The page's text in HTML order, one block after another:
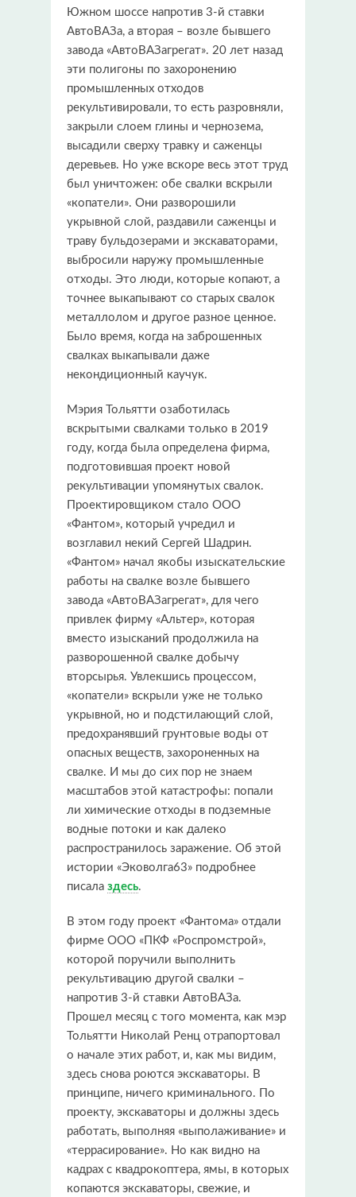
Южном шоссе напротив 3-й ставки
АвтоВАЗа, а вторая – возле бывшего
завода «АвтоВАЗагрегат». 20 лет назад
эти полигоны по захоронению
промышленных отходов
рекультивировали, то есть разровняли,
закрыли слоем глины и чернозема,
высадили сверху травку и саженцы
деревьев. Но уже вскоре весь этот труд
был уничтожен: обе свалки вскрыли
«копатели». Они разворошили
укрывной слой, раздавили саженцы и
траву бульдозерами и экскаваторами,
выбросили наружу промышленные
отходы. Это люди, которые копают, а
точнее выкапывают со старых свалок
металлолом и другое разное ценное.
Было время, когда на заброшенных
свалках выкапывали даже
некондиционный каучук.
Мэрия Тольятти озаботилась
вскрытыми свалками только в 2019
году, когда была определена фирма,
подготовившая проект новой
рекультивации упомянутых свалок.
Проектировщиком стало ООО
«Фантом», который учредил и
возглавил некий Сергей Шадрин.
«Фантом» начал якобы изыскательские
работы на свалке возле бывшего
завода «АвтоВАЗагрегат», для чего
привлек фирму «Альтер», которая
вместо изысканий продолжила на
разворошенной свалке добычу
вторсырья. Увлекшись процессом,
«копатели» вскрыли уже не только
укрывной, но и подстилающий слой,
предохранявший грунтовые воды от
опасных веществ, захороненных на
свалке. И мы до сих пор не знаем
масштабов этой катастрофы: попали
ли химические отходы в подземные
водные потоки и как далеко
распространилось заражение. Об этой
истории «Эковолга63» подробнее
писала здесь.
В этом году проект «Фантома» отдали
фирме ООО «ПКФ «Роспромстрой»,
которой поручили выполнить
рекультивацию другой свалки –
напротив 3-й ставки АвтоВАЗа.
Прошел месяц с того момента, как мэр
Тольятти Николай Ренц отрапортовал
о начале этих работ, и, как мы видим,
здесь снова роются экскаваторы. В
принципе, ничего криминального. По
проекту, экскаваторы и должны здесь
работать, выполняя «выполаживание» и
«террасирование». Но как видно на
кадрах с квадрокоптера, ямы, в которых
копаются экскаваторы, свежие, и